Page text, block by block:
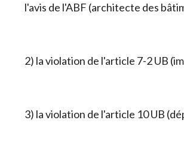
l'avis de l'ABF (architecte des
2) la violation de l'article 7-2 UB
3) la violation de l'article 10 UB